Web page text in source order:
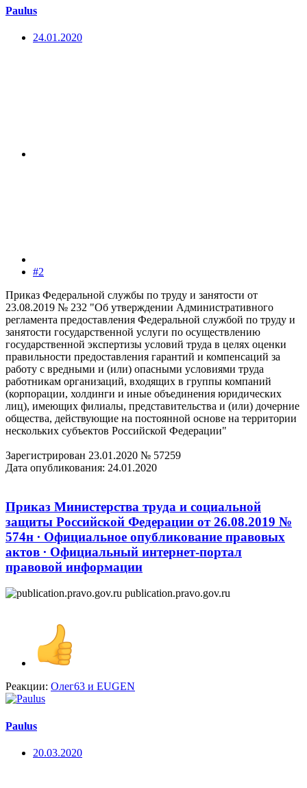
Paulus
24.01.2020
#2
Приказ Федеральной службы по труду и занятости от
23.08.2019 № 232 "Об утверждении Административного
регламента предоставления Федеральной службой по труду и
занятости государственной услуги по осуществлению
государственной экспертизы условий труда в целях оценки
правильности предоставления гарантий и компенсаций за
работу с вредными и (или) опасными условиями труда
работникам организаций, входящих в группы компаний
(корпорации, холдинги и иные объединения юридических
лиц), имеющих филиалы, представительства и (или) дочерние
общества, действующие на постоянной основе на территории
нескольких субъектов Российской Федерации"
Зарегистрирован 23.01.2020 № 57259
Дата опубликования: 24.01.2020
Приказ Министерства труда и социальной
защиты Российской Федерации от 26.08.2019 №
574н ∙ Официальное опубликование правовых
актов ∙ Официальный интернет-портал
правовой информации
publication.pravo.gov.ru
Реакции: Олег63 и EUGEN
Paulus
20.03.2020